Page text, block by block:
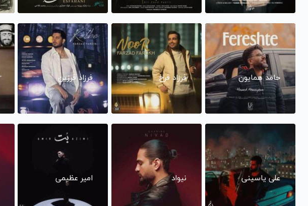
حامد همایون فرزاد فرخ فرزاد فرزین
علی یاسینی نیواد امیر عظیمی